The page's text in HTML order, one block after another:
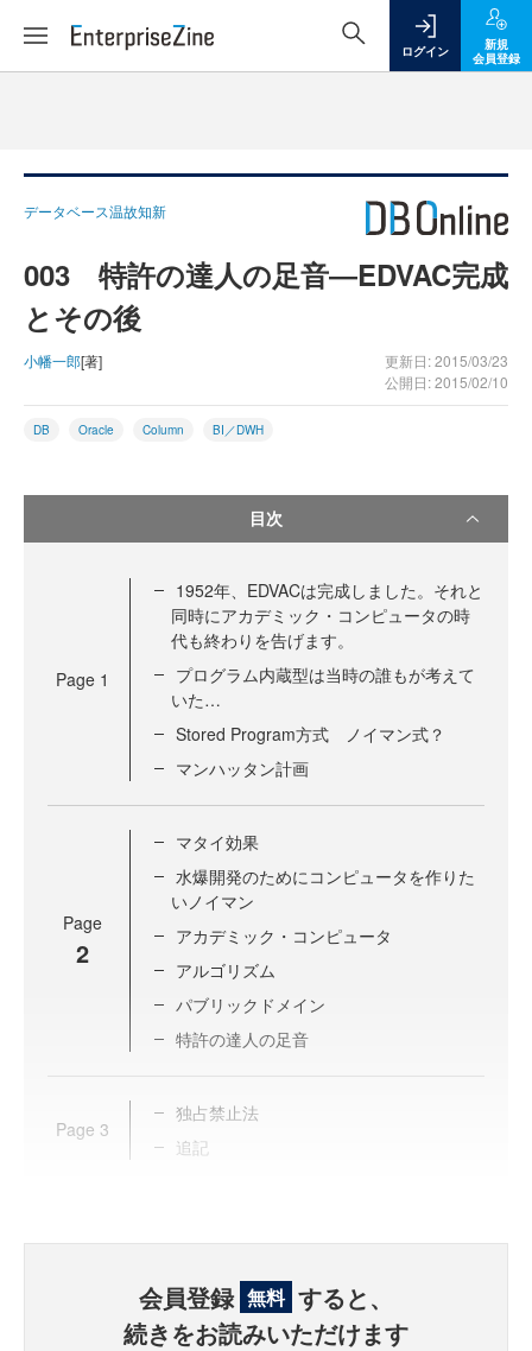
ログイン
新規
会員登録
データベース温故知新
003 特許の達人の足音―EDVAC完成
とその後
小幡一郎[著]
更新日: 2015/03/23
公開日: 2015/02/10
DB Oracle Column BI／DWH
目次
Page 1
1952年、EDVACは完成しました。それと
同時にアカデミック・コンピュータの時
代も終わりを告げます。
プログラム内蔵型は当時の誰もが考えて
いた…
Stored Program方式 ノイマン式？
マンハッタン計画
Page
2
マタイ効果
水爆開発のためにコンピュータを作りた
いノイマン
アカデミック・コンピュータ
アルゴリズム
パブリックドメイン
特許の達人の足音
Page 3
独占禁止法
追記
会員登録 無料 すると、
続きをお読みいただけます